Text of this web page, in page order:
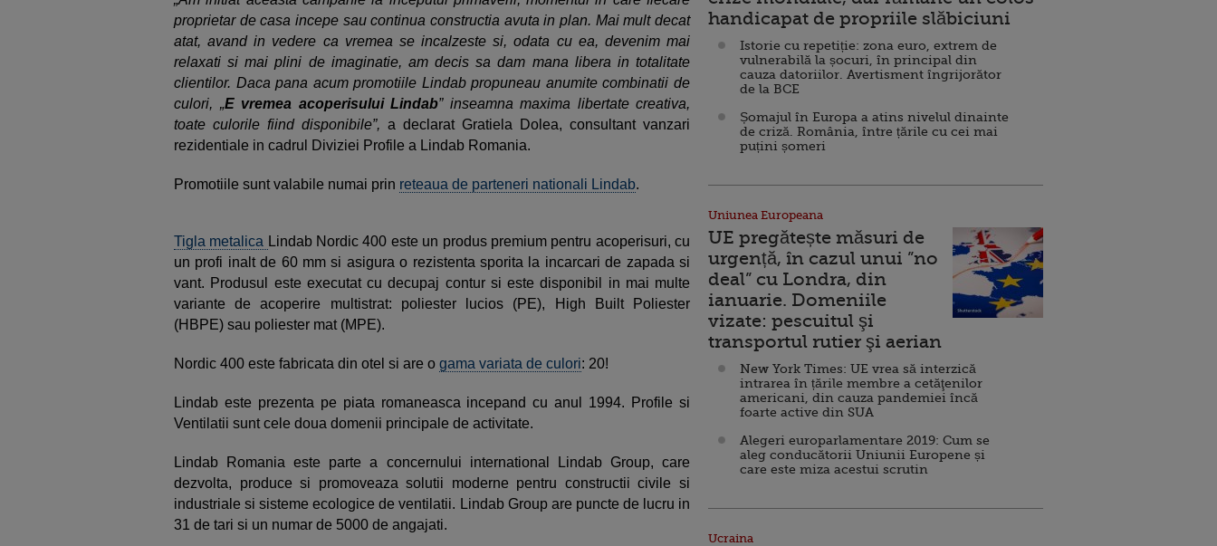
proprietar de casa incepe sau continua constructia avuta in plan. Mai mult decat
atat, avand in vedere ca vremea se incalzeste si, odata cu ea, devenim mai
relaxati si mai plini de imaginatie, am decis sa dam mana libera in totalitate
clientilor. Daca pana acum promotiile Lindab propuneau anumite combinatii de
culori, „E vremea acoperisului Lindab” inseamna maxima libertate creativa,
toate culorile fiind disponibile”, a declarat Gratiela Dolea, consultant vanzari
rezidentiale in cadrul Diviziei Profile a Lindab Romania.
Promotiile sunt valabile numai prin reteaua de parteneri nationali Lindab.
Tigla metalica Lindab Nordic 400 este un produs premium pentru acoperisuri, cu
un profi inalt de 60 mm si asigura o rezistenta sporita la incarcari de zapada si
vant. Produsul este executat cu decupaj contur si este disponibil in mai multe
variante de acoperire multistrat: poliester lucios (PE), High Built Poliester
(HBPE) sau poliester mat (MPE).
Nordic 400 este fabricata din otel si are o gama variata de culori: 20!
Lindab este prezenta pe piata romaneasca incepand cu anul 1994. Profile si
Ventilatii sunt cele doua domenii principale de activitate.
Lindab Romania este parte a concernului international Lindab Group, care
dezvolta, produce si promoveaza solutii moderne pentru constructii civile si
industriale si sisteme ecologice de ventilatii. Lindab Group are puncte de lucru in
31 de tari si un numar de 5000 de angajati.
handicapat de propriile slăbiciuni
Istorie cu repetiție: zona euro, extrem de
vulnerabilă la șocuri, în principal din
cauza datoriilor. Avertisment îngrijorător
de la BCE
Șomajul în Europa a atins nivelul dinainte
de criză. România, între țările cu cei mai
puțini șomeri
Uniunea Europeana
UE pregătește măsuri de
urgență, în cazul unui ”no
deal” cu Londra, din
ianuarie. Domeniile
vizate: pescuitul şi
transportul rutier şi aerian
New York Times: UE vrea să interzică
intrarea în țările membre a cetăţenilor
americani, din cauza pandemiei încă
foarte active din SUA
Alegeri europarlamentare 2019: Cum se
aleg conducătorii Uniunii Europene și
care este miza acestui scrutin
Ucraina